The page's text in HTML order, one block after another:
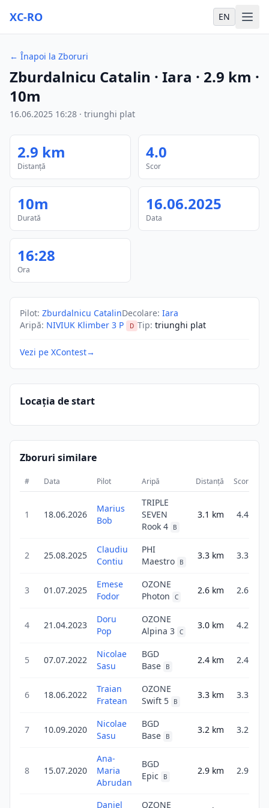
XC-RO EN
← Înapoi la Zboruri
Zburdalnicu Catalin · Iara · 2.9 km ·
10m
16.06.2025 16:28 · triunghi plat
2.9 km
Distanță
4.0
Scor
10m
Durată
16.06.2025
Data
16:28
Ora
Pilot: Zburdalnicu CatalinDecolare: Iara
Aripă: NIVIUK Klimber 3 P D Tip: triunghi plat
Vezi pe XContest→
Locația de start
Zboruri similare
# Data Pilot Aripă Distanță Scor
1 18.06.2026
Marius
Bob
TRIPLE
SEVEN
Rook 4
B
3.1 km 4.4
2 25.08.2025
Claudiu
Contiu
PHI
Maestro
B
3.3 km 3.3
3 01.07.2025
Emese
Fodor
OZONE
Photon
C
2.6 km 2.6
4 21.04.2023
Doru
Pop
OZONE
Alpina 3 C
3.0 km 4.2
5 07.07.2022
Nicolae
Sasu
BGD
Base
B
2.4 km 2.4
6 18.06.2022
Traian
Fratean
OZONE
Swift 5
B
3.3 km 3.3
7 10.09.2020
Nicolae
Sasu
BGD
Base
B
3.2 km 3.2
8 15.07.2020
Ana-
Maria
Abrudan
BGD
Epic
B
2.9 km 2.9
Daniel OZONE